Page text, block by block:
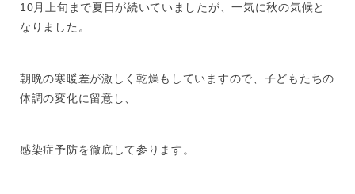
10月上旬まで夏日が続いていましたが、一気に秋の気候と
なりました。
朝晩の寒暖差が激しく乾燥もしていますので、子どもたちの
体調の変化に留意し、
感染症予防を徹底して参ります。